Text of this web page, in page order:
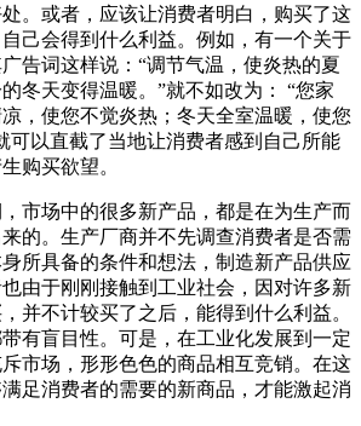
。或者，应该让消费者明白，购买了这
己会得到什么利益。例如，有一个关于
告词这样说：“调节气温，使炎热的夏
冬天变得温暖。”就不如改为： “您家
，使您不觉炎热；冬天全室温暖，使您
可以直截了当地让消费者感到自己所能
购买欲望。
市场中的很多新产品，都是在为生产而
的。生产厂商并不先调查消费者是否需
所具备的条件和想法，制造新产品供应
也由于刚刚接触到工业社会，因对许多新
并不计较买了之后，能得到什么利益。
有盲目性。可是，在工业化发展到一定
市场，形形色色的商品相互竞销。在这
足消费者的需要的新商品，才能激起消